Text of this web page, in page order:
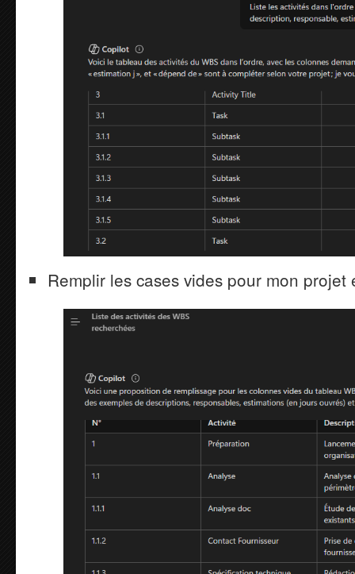
Remplir les cases vides pour mon projet